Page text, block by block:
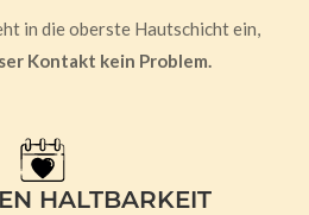
in die oberste Hautschicht ein,
Kontakt kein Problem.
HALTBARKEIT